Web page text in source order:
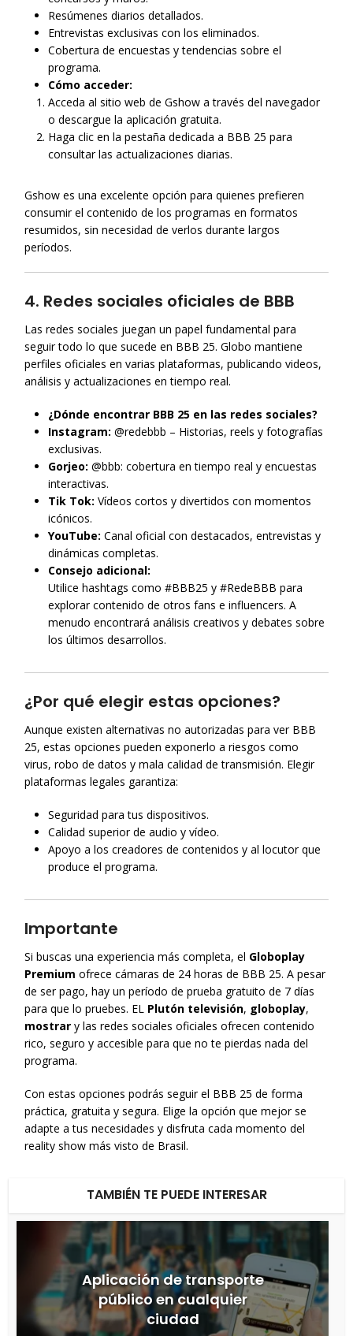
Resúmenes diarios detallados.
Entrevistas exclusivas con los eliminados.
Cobertura de encuestas y tendencias sobre el
programa.
Cómo acceder:
Acceda al sitio web de Gshow a través del navegador
o descargue la aplicación gratuita.
Haga clic en la pestaña dedicada a BBB 25 para
consultar las actualizaciones diarias.
Gshow es una excelente opción para quienes prefieren
consumir el contenido de los programas en formatos
resumidos, sin necesidad de verlos durante largos
períodos.
4. Redes sociales oficiales de BBB
Las redes sociales juegan un papel fundamental para
seguir todo lo que sucede en BBB 25. Globo mantiene
perfiles oficiales en varias plataformas, publicando videos,
análisis y actualizaciones en tiempo real.
¿Dónde encontrar BBB 25 en las redes sociales?
Instagram: @redebbb – Historias, reels y fotografías
exclusivas.
Gorjeo: @bbb: cobertura en tiempo real y encuestas
interactivas.
Tik Tok: Vídeos cortos y divertidos con momentos
icónicos.
YouTube: Canal oficial con destacados, entrevistas y
dinámicas completas.
Consejo adicional:
Utilice hashtags como #BBB25 y #RedeBBB para
explorar contenido de otros fans e influencers. A
menudo encontrará análisis creativos y debates sobre
los últimos desarrollos.
¿Por qué elegir estas opciones?
Aunque existen alternativas no autorizadas para ver BBB
25, estas opciones pueden exponerlo a riesgos como
virus, robo de datos y mala calidad de transmisión. Elegir
plataformas legales garantiza:
Seguridad para tus dispositivos.
Calidad superior de audio y vídeo.
Apoyo a los creadores de contenidos y al locutor que
produce el programa.
Importante
Si buscas una experiencia más completa, el Globoplay
Premium ofrece cámaras de 24 horas de BBB 25. A pesar
de ser pago, hay un período de prueba gratuito de 7 días
para que lo pruebes. EL Plutón televisión, globoplay,
mostrar y las redes sociales oficiales ofrecen contenido
rico, seguro y accesible para que no te pierdas nada del
programa.
Con estas opciones podrás seguir el BBB 25 de forma
práctica, gratuita y segura. Elige la opción que mejor se
adapte a tus necesidades y disfruta cada momento del
reality show más visto de Brasil.
TAMBIÉN TE PUEDE INTERESAR
Aplicación de transporte
público en cualquier
ciudad